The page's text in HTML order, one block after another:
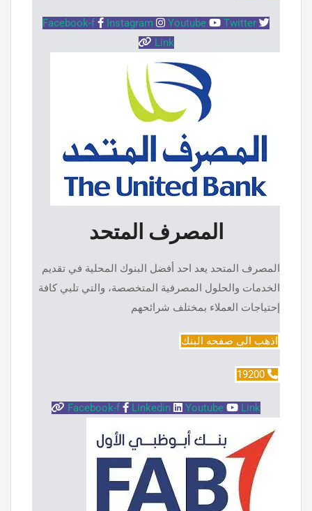
Facebook-f Instagram Youtube
Twitter
Link
المصرف المتحد
المصرف المتحد يعد احد أفضل البنوك المحلية في تقديم
الخدمات والحلول المصرفية المتخصصة، والتي تلبي كافة
إحتياجات العملاء بمختلف شرائحهم
اذهب الى صفحه البنك
19200
Facebook-f Linkedin Youtube Link